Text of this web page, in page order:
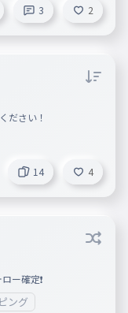
3 2
ださい！
14 4
ー確定❗️
ング